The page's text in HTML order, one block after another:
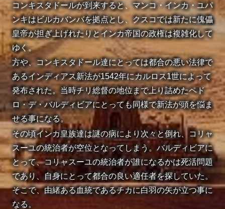
コンキスタドールが到来すると、マンコ・インカ・ユパ
ンキはビルカバンバを拠点とし、クスコでは新たに傀儡
皇帝が担ぎ上げれたりとインカ帝国の政権は複雑化して
ゆく。
方や、コンキスタドール達にとっては都合の悪い法律で
あるインディアス新法が1542年にカルロス1世によって
発布された。当時チリ総督の地位まで上り詰めたペド
ロ・デ・バルディビアにとっても同様で新法が頭を悩ま
せる事になる。
その頃インカ皇族達は謎の病により次々と倒れ、コリャ
スーユの統治者が空位となってしまう。バルディビアに
とって、コリャスーユの統治者が誰になるかは死活問題
であり、自身にとって都合の良い適任者を探していた。
そこで、由緒ある血統であるチカに白羽の矢が立つ事に
なる。